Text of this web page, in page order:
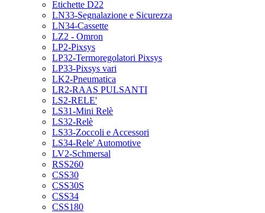
Etichette D22
LN33-Segnalazione e Sicurezza
LN34-Cassette
LZ2 - Omron
LP2-Pixsys
LP32-Termoregolatori Pixsys
LP33-Pixsys vari
LK2-Pneumatica
LR2-RAAS PULSANTI
LS2-RELE'
LS31-Mini Relè
LS32-Relè
LS33-Zoccoli e Accessori
LS34-Rele' Automotive
LV2-Schmersal
RSS260
CSS30
CSS30S
CSS34
CSS180